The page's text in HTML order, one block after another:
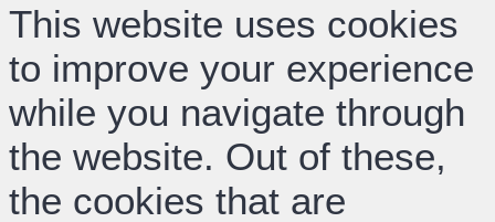
This website uses cookies
to improve your experience
while you navigate through
the website. Out of these,
the cookies that are